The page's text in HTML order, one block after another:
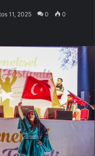
11, 2025 0 0